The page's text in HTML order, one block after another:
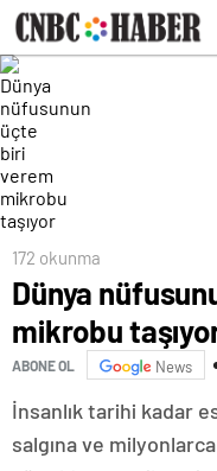
172 okunma
Dünya
mikrobu
ABONE OL News
İnsanlık tarihi kadar
salgına ve